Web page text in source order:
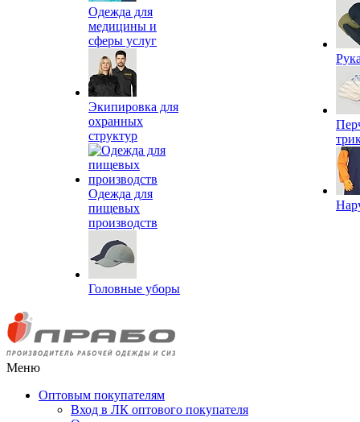
Одежда для
медицины и
сферы услуг
Экипировка для
охранных
структур
Одежда для
пищевых
производств
Головные уборы
Меню
Оптовым покупателям
Вход в ЛК оптового покупателя